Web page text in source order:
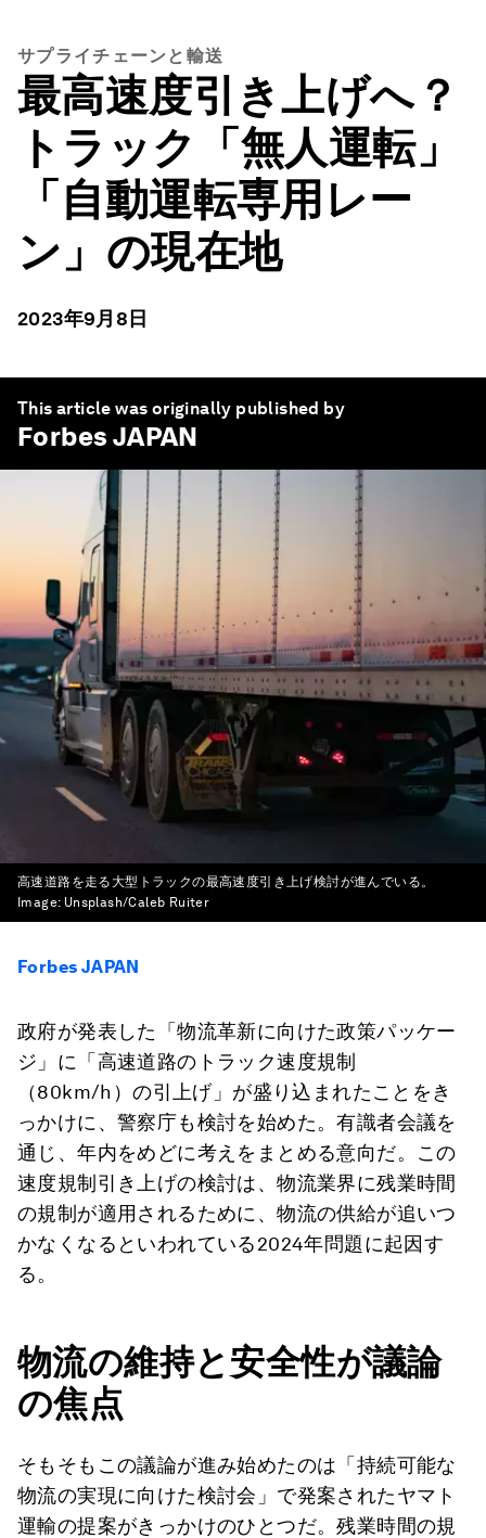
サプライチェーンと輸送
最高速度引き上げへ？
トラック「無人運転」
「自動運転専用レー
ン」の現在地
2023年9月8日
This article was originally published by
Forbes JAPAN
高速道路を走る大型トラックの最高速度引き上げ検討が進んでいる。
Image: Unsplash/Caleb Ruiter
Forbes JAPAN
政府が発表した「物流革新に向けた政策パッケー
ジ」に「高速道路のトラック速度規制
（80km/h）の引上げ」が盛り込まれたことをき
っかけに、警察庁も検討を始めた。有識者会議を
通じ、年内をめどに考えをまとめる意向だ。この
速度規制引き上げの検討は、物流業界に残業時間
の規制が適用されるために、物流の供給が追いつ
かなくなるといわれている2024年問題に起因す
る。
物流の維持と安全性が議論
の焦点
そもそもこの議論が進み始めたのは「持続可能な
物流の実現に向けた検討会」で発案されたヤマト
運輸の提案がきっかけのひとつだ。残業時間の規